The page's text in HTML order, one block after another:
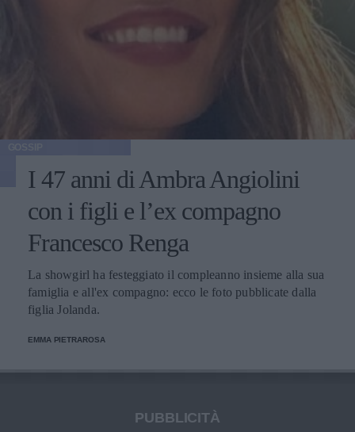
I 47 anni di Ambra Angiolini
con i figli e l’ex compagno
Francesco Renga
La showgirl ha festeggiato il compleanno insieme alla sua
famiglia e all'ex compagno: ecco le foto pubblicate dalla
figlia Jolanda.
EMMA PIETRAROSA
PUBBLICITÀ